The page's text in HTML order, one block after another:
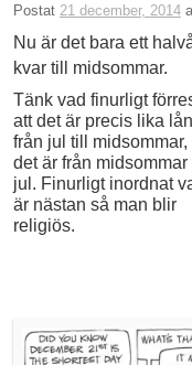
Postat 21 december, 2014
Nu är det bara ett
kvar till midsommar.
Tänk vad finurligt
att det är precis lika
från jul till midsommar,
det är från midsommar
jul. Finurligt inordnat
är nästan så man blir
religiös.